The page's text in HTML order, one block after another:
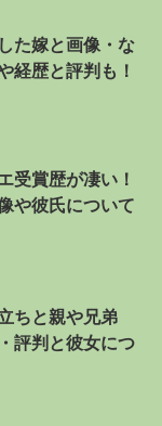
た嫁と画像・な
経歴と評判も！
受賞歴が凄い！
や彼氏について
ちと親や兄弟
評判と彼女につ